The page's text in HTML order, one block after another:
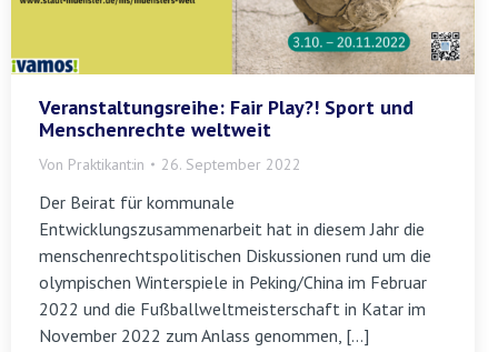
Veranstaltungsreihe: Fair Play?! Sport und
Menschenrechte weltweit
Von Praktikant:in 26. September 2022
Der Beirat für kommunale
Entwicklungszusammenarbeit hat in diesem Jahr die
menschenrechtspolitischen Diskussionen rund um die
olympischen Winterspiele in Peking/China im Februar
2022 und die Fußballweltmeisterschaft in Katar im
November 2022 zum Anlass genommen, […]